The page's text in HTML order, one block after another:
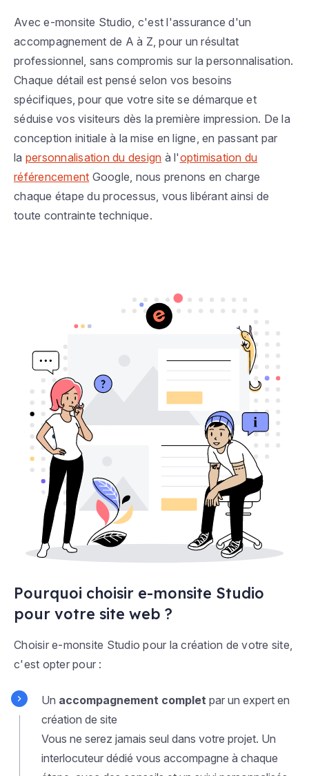
Avec e-monsite Studio, c'est l'assurance d'un
accompagnement de A à Z, pour un résultat
professionnel, sans compromis sur la personnalisation.
Chaque détail est pensé selon vos besoins
spécifiques, pour que votre site se démarque et
séduise vos visiteurs dès la première impression. De la
conception initiale à la mise en ligne, en passant par
la personnalisation du design à l'optimisation du
référencement Google, nous prenons en charge
chaque étape du processus, vous libérant ainsi de
toute contrainte technique.
Pourquoi choisir e-monsite Studio
pour votre site web ?
Choisir e-monsite Studio pour la création de votre site,
c'est opter pour :
Un accompagnement complet par un expert en
création de site
Vous ne serez jamais seul dans votre projet. Un
interlocuteur dédié vous accompagne à chaque